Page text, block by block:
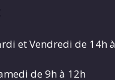
et Vendredi de 14h à
de 9h à 12h